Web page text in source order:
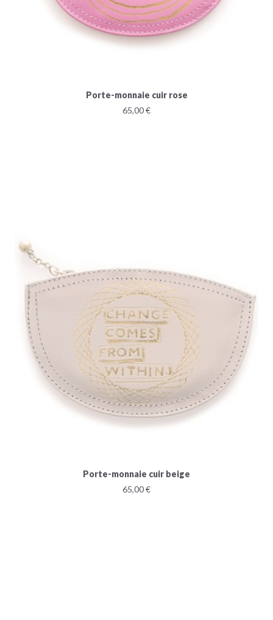
Porte-monnaie cuir rose
65,00 €
Porte-monnaie cuir beige
65,00 €